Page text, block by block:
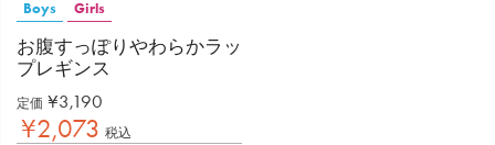
Boys Girls
お腹すっぽりやわらかラッ
プレギンス
定価 ¥3,190
¥2,073 税込